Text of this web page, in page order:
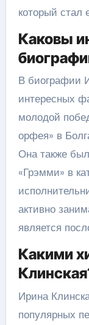
который стал
Каковы
В биографии
интересных
молодой
орфея» в
Она также
«Грэмми» в
активно
является
Какими
Ирина
популярных